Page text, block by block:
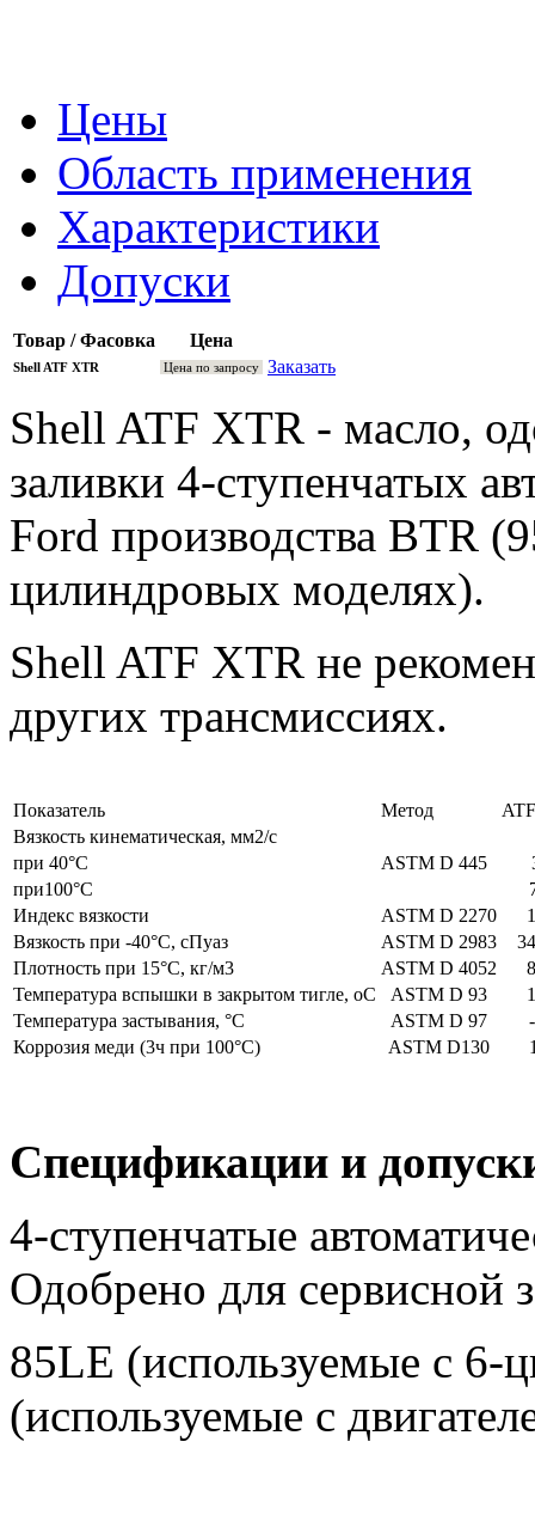
Цены
Область применения
Характеристики
Допуски
Товар / Фасовка Цена
Shell ATF XTR Цена по запросу Заказать
Shell ATF XTR - масло,
заливки 4-ступенчатых
Ford производства BTR
цилиндровых моделях).
Shell ATF XTR не
других трансмиссиях.
Показатель Метод
Вязкость кинематическая, мм2/с
при 40°C
ASTM D 445
при100°C
Индекс вязкости
ASTM D 2270
Вязкость при -40°C, сПуаз
ASTM D 2983
Плотность при 15°C, кг/м3
ASTM D 4052
Температура вспышки в закрытом тигле, оС
ASTM D 93
Температура застывания, °C
ASTM D 97
Коррозия меди (3ч при 100°C)
ASTM D130
Спецификации и
4-ступенчатые
Одобрено для сервисной
85LE (используемые с 6-
(используемые с